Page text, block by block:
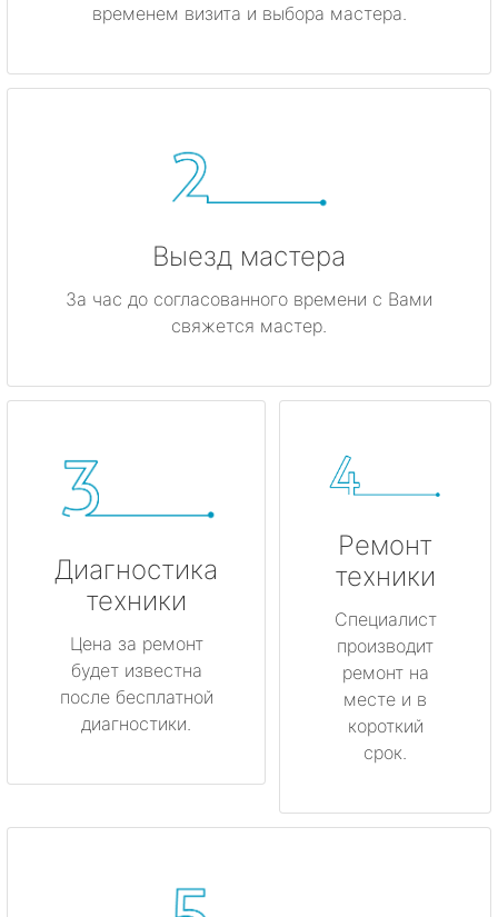
временем визита и выбора мастера.
Выезд мастера
За час до согласованного времени с Вами
свяжется мастер.
Диагностика
техники
Цена за ремонт
будет известна
после бесплатной
диагностики.
Ремонт
техники
Специалист
производит
ремонт на
месте и в
короткий
срок.